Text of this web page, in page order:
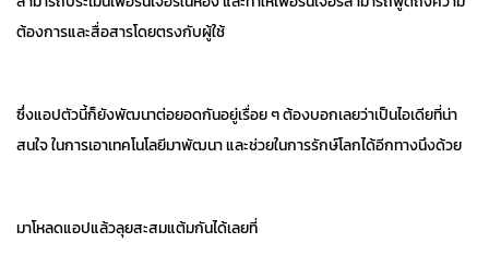
ต้องการและสื่อสารโดยตรงกับผู้ใช้
ซึ่งแอปตัวนี้ก็ยังพัฒนาต่อยอดกันอยู่เรื่อย ๆ ต้องบอกเลยว่าเป็นไอเดียที่น่า
สนใจ ในการเอาเทคโนโลยีมาพัฒนา และช่วยในการรักษ์โลกได้อีกทางนึงด้วย
มาโหลดแอปแล้วลุยสะสมแต้มกันได้เลยที่